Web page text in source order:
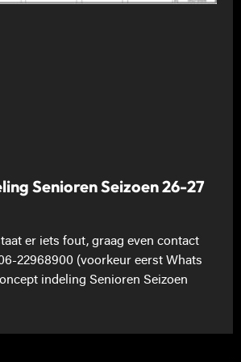
Senioren Seizoen 26-27
er iets fout, graag even contact
22968900 (voorkeur eerst Whats
indeling Senioren Seizoen